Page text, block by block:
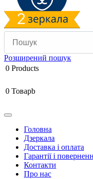
Розширений пошук
0 Products
0 Товарb
Головна
Дзеркала
Доставка і оплата
Гарантії і
Контакти
Про нас